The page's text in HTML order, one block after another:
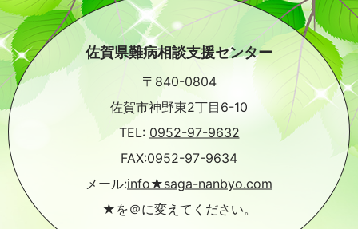
佐賀県難病相談支援センター
〒840-0804
佐賀市神野東2丁目6-10
TEL: 0952-97-9632
FAX:0952-97-9634
メール:info★saga-nanbyo.com
★を＠に変えてください。